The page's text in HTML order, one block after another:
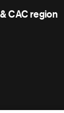
CAC region